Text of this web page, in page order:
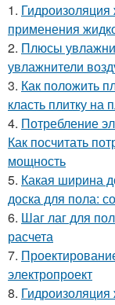
1. Гидроизоляция
применения
2. Плюсы
увлажнители
3. Как положить
класть плитку на
4. Потребление
Как посчитать
мощность
5. Какая ширина
доска для пола:
6. Шаг лаг для
расчета
7.
электропроект
8.